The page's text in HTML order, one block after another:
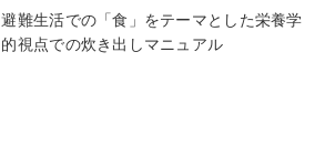
避難生活での「食」をテーマとした栄養学
的視点での炊き出しマニュアル